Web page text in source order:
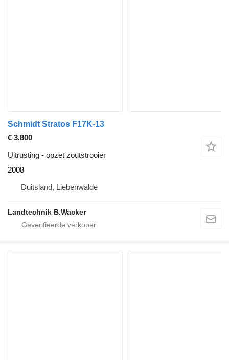
Schmidt Stratos F17K-13
€ 3.800
Uitrusting - opzet zoutstrooier
2008
Duitsland, Liebenwalde
Landtechnik B.Wacker